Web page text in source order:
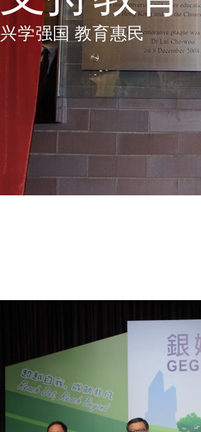
房地产
环境、社会及管治报告
图片库
媒体查询
兴学强国 教育惠民